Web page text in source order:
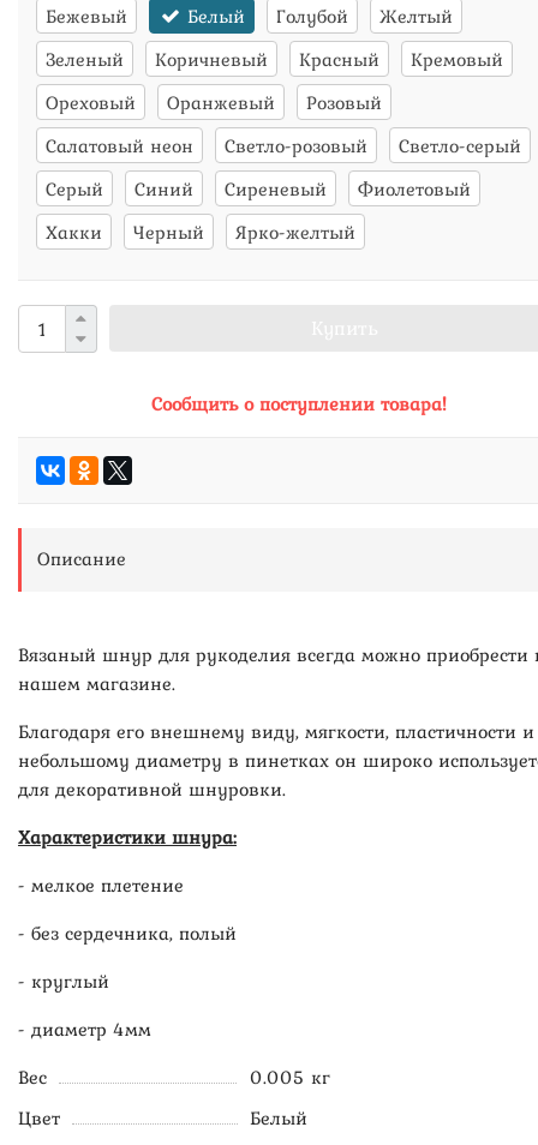
Бежевый
Белый Голубой
Желтый
Зеленый
Коричневый Красный
Кремовый
Ореховый
Оранжевый
Розовый
Салатовый неон
Светло-розовый
Светло-серый
Серый
Синий Сиреневый
Фиолетовый
Хакки
Черный Ярко-желтый
Сообщить о поступлении товара!
Описание
Вязаный шнур для рукоделия всегда можно приобрести
нашем магазине.
Благодаря его внешнему виду, мягкости, пластичности и
небольшому диаметру в пинетках он широко
для декоративной шнуровки.
Характеристики шнура:
- мелкое плетение
- без сердечника, полый
- круглый
- диаметр 4мм
Вес
0.005 кг
Цвет
Белый